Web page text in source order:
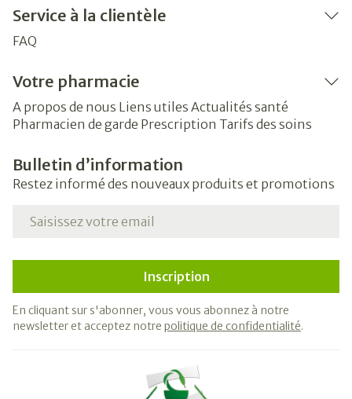
Service à la clientèle
FAQ
Votre pharmacie
A propos de nous Liens utiles Actualités santé
Pharmacien de garde Prescription Tarifs des soins
Bulletin d’information
Restez informé des nouveaux produits et promotions
Adresse mail
Inscription
En cliquant sur s'abonner, vous vous abonnez à notre
newsletter et acceptez notre politique de confidentialité.